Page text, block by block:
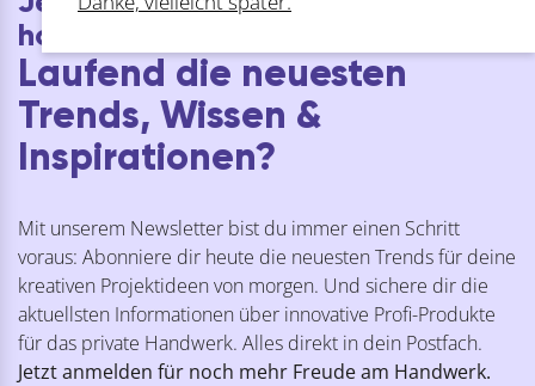
holen!
Laufend die neuesten
Trends, Wissen &
Inspirationen?
Mit unserem Newsletter bist du immer einen Schritt
voraus: Abonniere dir heute die neuesten Trends für deine
kreativen Projektideen von morgen. Und sichere dir die
aktuellsten Informationen über innovative Profi-Produkte
für das private Handwerk. Alles direkt in dein Postfach.
Jetzt anmelden für noch mehr Freude am Handwerk.